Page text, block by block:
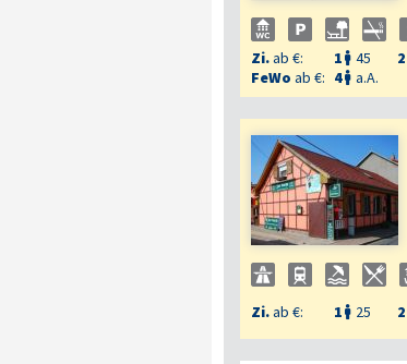
Zi.ab €: 1  45 2
FeWo ab €: 4 a.A.
Zi.ab €: 1  25 2